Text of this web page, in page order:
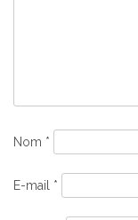
Nom *
E-mail *